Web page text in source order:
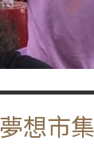
想市集